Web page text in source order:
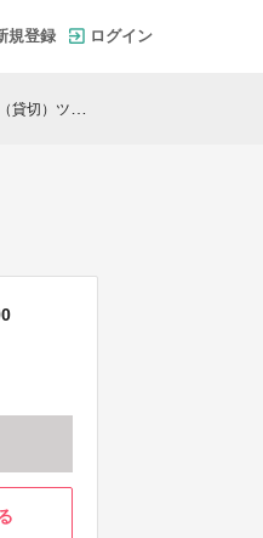
規登録 ログイン
）ツアー